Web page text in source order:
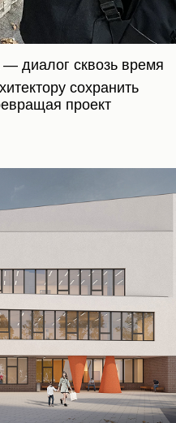
диалог сквозь время
сохранить
проект